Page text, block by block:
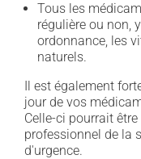
Tous les
régulière ou non,
ordonnance, les
naturels.
Il est également
jour de vos
Celle-ci pourrait
professionnel de la
d'urgence.